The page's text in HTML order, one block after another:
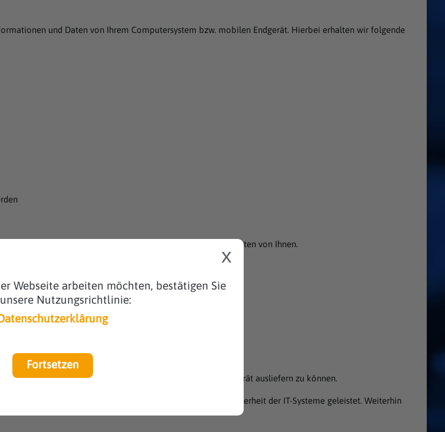
Webseite arbeiten möchten, bestätigen Sie
Nutzungsrichtlinie:
Fortsetzen
x
und Daten von Ihrem Computersystem bzw. mobilen Endgerät. Hierbei erhalten wir folgende
zusammen mit weiteren, anderen personenbezogenen Daten von Ihnen.
der Daten bzw. Logfiles.
Lernplattform an Ihren Rechner bzw. an Ihr mobiles Endgerät ausliefern zu können.
sichergestellt und ein wichtiger Beitrag zur Sicherheit der IT-Systeme geleistet. Weiterhin